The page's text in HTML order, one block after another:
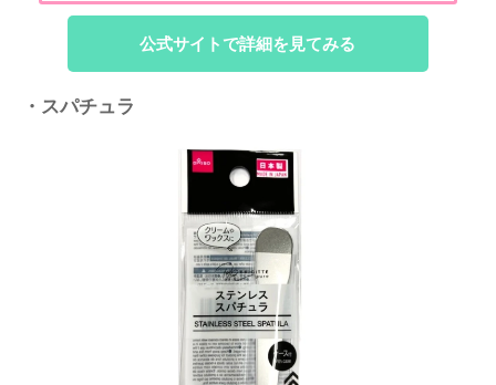
公式サイトで詳細を見てみる
・スパチュラ